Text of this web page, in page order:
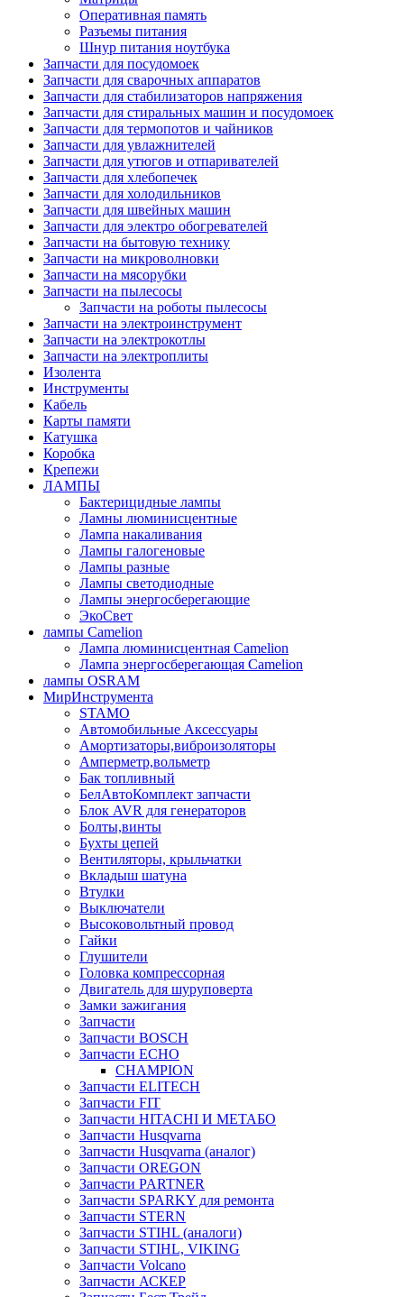
Оперативная память
Разъемы питания
Шнур питания ноутбука
Запчасти для посудомоек
Запчасти для сварочных аппаратов
Запчасти для стабилизаторов напряжения
Запчасти для стиральных машин и посудомоек
Запчасти для термопотов и чайников
Запчасти для увлажнителей
Запчасти для утюгов и отпаривателей
Запчасти для хлебопечек
Запчасти для холодильников
Запчасти для швейных машин
Запчасти для электро обогревателей
Запчасти на бытовую технику
Запчасти на микроволновки
Запчасти на мясорубки
Запчасти на пылесосы
Запчасти на роботы пылесосы
Запчасти на электроинструмент
Запчасти на электрокотлы
Запчасти на электроплиты
Изолента
Инструменты
Кабель
Карты памяти
Катушка
Коробка
Крепежи
ЛАМПЫ
Бактерицидные лампы
Ламны люминисцентные
Лампа накаливания
Лампы галогеновые
Лампы разные
Лампы светодиодные
Лампы энергосберегающие
ЭкоСвет
лампы Camelion
Лампа люминисцентная Сamelion
Лампа энергосберегающая Сamelion
лампы OSRAM
МирИнструмента
STAMO
Автомобильные Аксессуары
Амортизаторы,виброизоляторы
Амперметр,вольметр
Бак топливный
БелАвтоКомплект запчасти
Блок AVR для генераторов
Болты,винты
Бухты цепей
Вентиляторы, крыльчатки
Вкладыш шатуна
Втулки
Выключатели
Высоковольтный провод
Гайки
Глушители
Головка компрессорная
Двигатель для шуруповерта
Замки зажигания
Запчасти
Запчасти BOSCH
Запчасти ECHO
CHAMPION
Запчасти ELITECH
Запчасти FIT
Запчасти HITACHI И МЕТАБО
Запчасти Husqvarna
Запчасти Husqvarna (аналог)
Запчасти OREGON
Запчасти PARTNER
Запчасти SPARKY для ремонта
Запчасти STERN
Запчасти STIHL (аналоги)
Запчасти STIHL, VIKING
Запчасти Volcano
Запчасти АСКЕР